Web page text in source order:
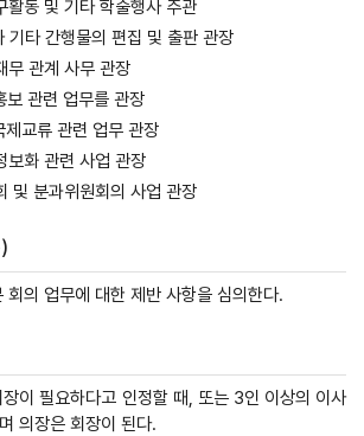
활동 및 기타 학술행사 주관
기타 간행물의 편집 및 출판 관장
무 관계 사무 관장
관련 업무를 관장
교류 관련 업무 관장
보화 관련 사업 관장
및 분과위원회의 사업 관장
회의 업무에 대한 제반 사항을 심의한다.
이 필요하다고 인정할 때, 또는 3인 이상의 이사
의장은 회장이 된다.